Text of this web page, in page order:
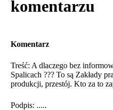
komentarzu
Komentarz
Treść: A dlaczego bez
Spalicach ??? To są Zakłady
produkcji, przestój. Kto za to
Podpis: .....